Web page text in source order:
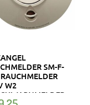
SM-F-
W2